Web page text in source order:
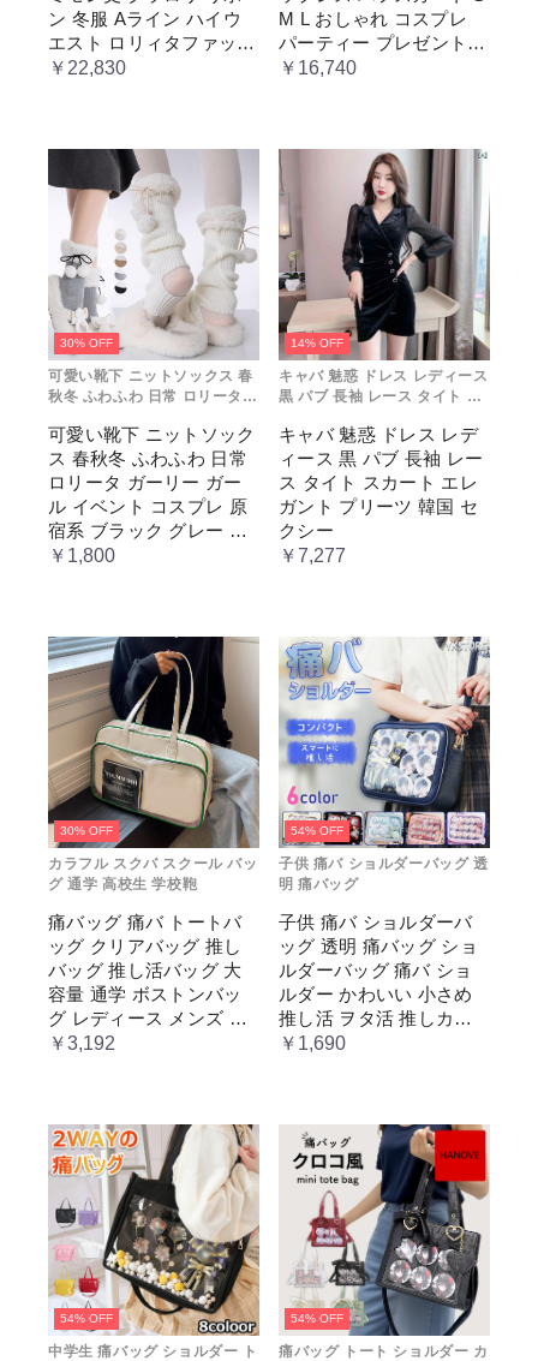
仮 通学
ン 冬服 Aライン ハイウ
エスト ロリィタファッシ
ョン レトロ風 クラシカ
￥22,830
ス
M L おしゃれ コスプレ
パーティー プレゼント
レディース コスチューム
￥16,740
30% OFF
可愛い靴下 ニットソックス 春
秋冬 ふわふわ 日常 ロリータ
プレ 原宿系 ブラック グレー
ベージュ cm067t2t2x1 ホワ
イト
可愛い靴下 ニットソック
ス 春秋冬 ふわふわ 日常
ロリータ ガーリー ガー
ル イベント コスプレ 原
宿系 ブラック グレー ベ
ージュ cm067t2t2x1 ホワ
￥1,800
14% OFF
キャバ 魅惑 ドレス レディース
黒 パブ 長袖 レース タイト ス
国 セクシー
キャバ 魅惑 ドレス レデ
ィース 黒 パブ 長袖 レー
ス タイト スカート エレ
ガント プリーツ 韓国 セ
クシー
￥7,277
30% OFF
カラフル スクバ スクール バッ
グ 通学 高校生 学校鞄
痛バッグ 痛バ トートバ
ッグ クリアバッグ 推し
バッグ 推し活バッグ 大
容量 通学 ボストンバッ
グ レディース メンズ 男
女兼用 学生 スクール 透
￥3,192
54% OFF
子供 痛バ ショルダーバッグ 透
明 痛バッグ
子供 痛バ ショルダーバ
ッグ 透明 痛バッグ ショ
ルダーバッグ 痛バ ショ
ルダー かわいい 小さめ
推し活 ヲタ活 推しカラ
ー 推し色 肩掛け レディ
￥1,690
54% OFF
中学生 痛バッグ ショルダー ト
54% OFF
痛バッグ トート ショルダー カ